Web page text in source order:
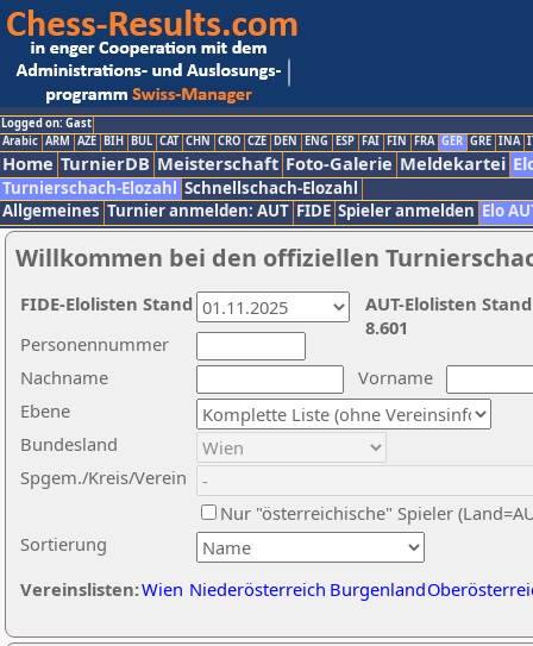
Logged on: Gast
Arabic ARM AZE BIH BUL CAT CHN CRO CZE DEN ENG ESP FAI FIN FRA GER GRE INA
Home TurnierDB Meisterschaft Foto-Galerie Meldekartei
Turnierschach-Elozahl Schnellschach-Elozahl
Allgemeines Turnier anmelden: AUT FIDE Spieler anmelden Elo
Willkommen bei den offiziellen
Nachname
Vorname
Ebene
Sortierung
Personennummer
Bundesland
Spgem./Kreis/Verein
Nur "österreichische" Spieler
Vereinslisten:Wien Niederösterreich Burgenland
AUT-Elolisten
8.601
FIDE-Elolisten Stand